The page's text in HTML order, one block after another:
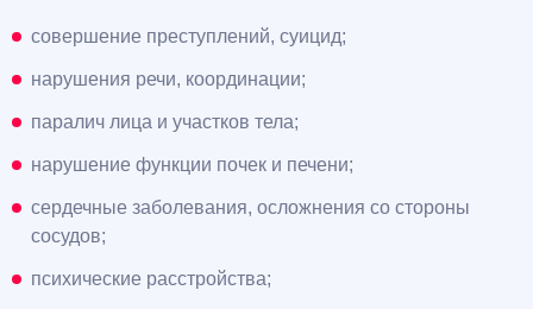
совершение преступлений, суицид;
нарушения речи, координации;
паралич лица и участков тела;
нарушение функции почек и печени;
сердечные заболевания, осложнения со стороны
сосудов;
психические расстройства;